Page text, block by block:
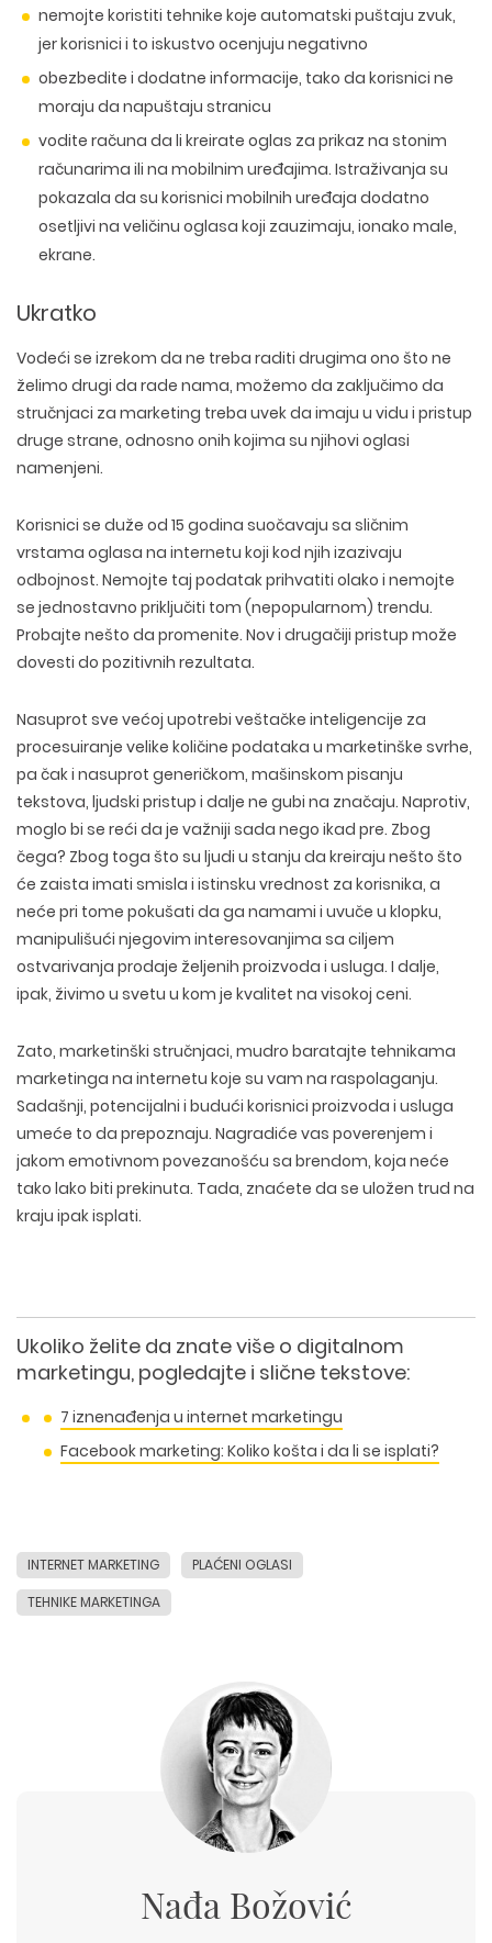
WEB DEVELOPMENT
CUSTOM WEB APLIKACIJE
WEB I GRAFIČKI DIZAJN
DIZAJN ETIKETA I AMBALAZE
ILUSTRACIJE
DIGITALNI MARKETING
PLAĆENO OGLAŠAVANJE
COPYWRITING
nemojte koristiti tehnike koje automatski puštaju zvuk,
jer korisnici i to iskustvo ocenjuju negativno
obezbedite i dodatne informacije, tako da korisnici ne
moraju da napuštaju stranicu
vodite računa da li kreirate oglas za prikaz na stonim
računarima ili na mobilnim uređajima. Istraživanja su
pokazala da su korisnici mobilnih uređaja dodatno
osetljivi na veličinu oglasa koji zauzimaju, ionako male,
ekrane.
Ukratko
Vodeći se izrekom da ne treba raditi drugima ono što ne
želimo drugi da rade nama, možemo da zaključimo da
stručnjaci za marketing treba uvek da imaju u vidu i pristup
druge strane, odnosno onih kojima su njihovi oglasi
namenjeni.
Korisnici se duže od 15 godina suočavaju sa sličnim
vrstama oglasa na internetu koji kod njih izazivaju
odbojnost. Nemojte taj podatak prihvatiti olako i nemojte
se jednostavno priključiti tom (nepopularnom) trendu.
Probajte nešto da promenite. Nov i drugačiji pristup može
dovesti do pozitivnih rezultata.
Nasuprot sve većoj upotrebi veštačke inteligencije za
procesuiranje velike količine podataka u marketinške svrhe,
pa čak i nasuprot generičkom, mašinskom pisanju
tekstova, ljudski pristup i dalje ne gubi na značaju. Naprotiv,
moglo bi se reći da je važniji sada nego ikad pre. Zbog
čega? Zbog toga što su ljudi u stanju da kreiraju nešto što
će zaista imati smisla i istinsku vrednost za korisnika, a
neće pri tome pokušati da ga namami i uvuče u klopku,
manipulišući njegovim interesovanjima sa ciljem
ostvarivanja prodaje željenih proizvoda i usluga. I dalje,
ipak, živimo u svetu u kom je kvalitet na visokoj ceni.
Zato, marketinški stručnjaci, mudro baratajte tehnikama
marketinga na internetu koje su vam na raspolaganju.
Sadašnji, potencijalni i budući korisnici proizvoda i usluga
umeće to da prepoznaju. Nagradiće vas poverenjem i
jakom emotivnom povezanošću sa brendom, koja neće
tako lako biti prekinuta. Tada, znaćete da se uložen trud na
kraju ipak isplati.
Ukoliko želite da znate više o digitalnom
marketingu, pogledajte i slične tekstove:
7 iznenađenja u internet marketingu
Facebook marketing: Koliko košta i da li se isplati?
INTERNET MARKETING
PLAĆENI OGLASI
TEHNIKE MARKETINGA
Nađa Božović